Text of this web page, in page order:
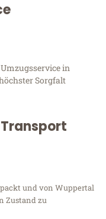
in
Sorgfalt
und von Wuppertal
Zustand zu